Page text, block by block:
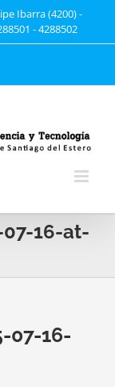
Ibarra (4200) -
- 4288502
16-at-
07-16-